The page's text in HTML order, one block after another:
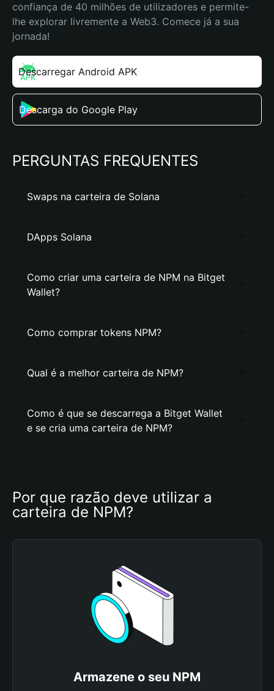
confiança de 40 milhões de utilizadores e permite-
lhe explorar livremente a Web3. Comece já a sua
jornada!
Descarregar Android APK
Descarga do Google Play
PERGUNTAS FREQUENTES
Swaps na carteira de Solana
DApps Solana
Como criar uma carteira de NPM na Bitget
Wallet?
Como comprar tokens NPM?
Qual é a melhor carteira de NPM?
Como é que se descarrega a Bitget Wallet
e se cria uma carteira de NPM?
Por que razão deve utilizar a
carteira de NPM?
Armazene o seu NPM